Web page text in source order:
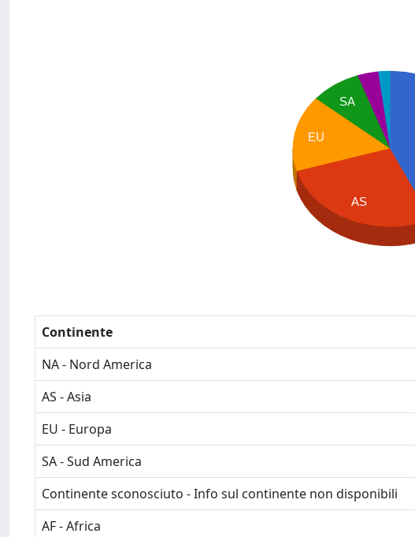
SA
EU
AS
Continente
NA - Nord America
AS - Asia
EU - Europa
SA - Sud America
Continente sconosciuto - Info sul continente non disponibili
AF - Africa